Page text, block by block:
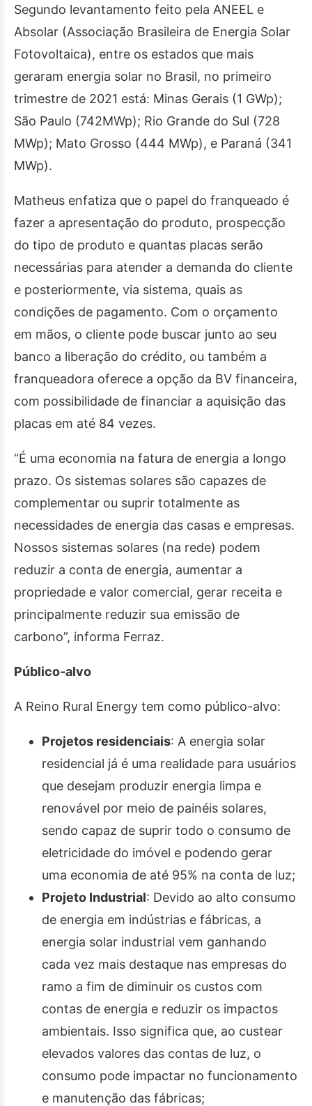
Segundo levantamento feito pela ANEEL e
Absolar (Associação Brasileira de Energia Solar
Fotovoltaica), entre os estados que mais
geraram energia solar no Brasil, no primeiro
trimestre de 2021 está: Minas Gerais (1 GWp);
São Paulo (742MWp); Rio Grande do Sul (728
MWp); Mato Grosso (444 MWp), e Paraná (341
MWp).
Matheus enfatiza que o papel do franqueado é
fazer a apresentação do produto, prospecção
do tipo de produto e quantas placas serão
necessárias para atender a demanda do cliente
e posteriormente, via sistema, quais as
condições de pagamento. Com o orçamento
em mãos, o cliente pode buscar junto ao seu
banco a liberação do crédito, ou também a
franqueadora oferece a opção da BV financeira,
com possibilidade de financiar a aquisição das
placas em até 84 vezes.
“É uma economia na fatura de energia a longo
prazo. Os sistemas solares são capazes de
complementar ou suprir totalmente as
necessidades de energia das casas e empresas.
Nossos sistemas solares (na rede) podem
reduzir a conta de energia, aumentar a
propriedade e valor comercial, gerar receita e
principalmente reduzir sua emissão de
carbono”, informa Ferraz.
Público-alvo
A Reino Rural Energy tem como público-alvo:
Projetos residenciais: A energia solar
residencial já é uma realidade para usuários
que desejam produzir energia limpa e
renovável por meio de painéis solares,
sendo capaz de suprir todo o consumo de
eletricidade do imóvel e podendo gerar
uma economia de até 95% na conta de luz;
Projeto Industrial: Devido ao alto consumo
de energia em indústrias e fábricas, a
energia solar industrial vem ganhando
cada vez mais destaque nas empresas do
ramo a fim de diminuir os custos com
contas de energia e reduzir os impactos
ambientais. Isso significa que, ao custear
elevados valores das contas de luz, o
consumo pode impactar no funcionamento
e manutenção das fábricas;